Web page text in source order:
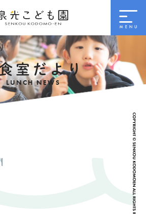
室だより
LUNCH NEWS